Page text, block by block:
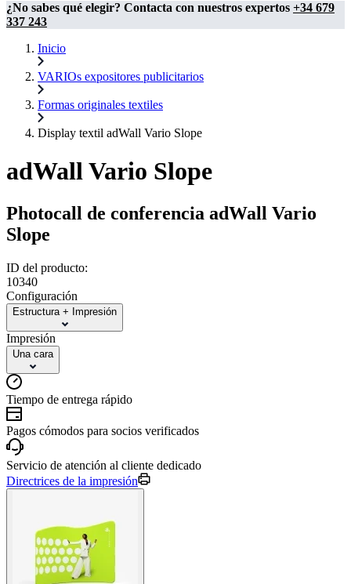
¿No sabes qué elegir? Contacta con nuestros expertos +34 679
337 243
Inicio
VARIOs expositores publicitarios
Formas originales textiles
Display textil adWall Vario Slope
adWall Vario Slope
Photocall de conferencia adWall Vario
Slope
ID del producto:
10340
Configuración
Estructura + Impresión
Impresión
Una cara
Tiempo de entrega rápido
Pagos cómodos para socios verificados
Servicio de atención al cliente dedicado
Directrices de la impresión